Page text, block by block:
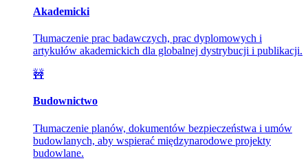
Akademicki
Tłumaczenie prac badawczych, prac dyplomowych i
artykułów akademickich dla globalnej dystrybucji i publikacji.
🚧
Budownictwo
Tłumaczenie planów, dokumentów bezpieczeństwa i umów
budowlanych, aby wspierać międzynarodowe projekty
budowlane.